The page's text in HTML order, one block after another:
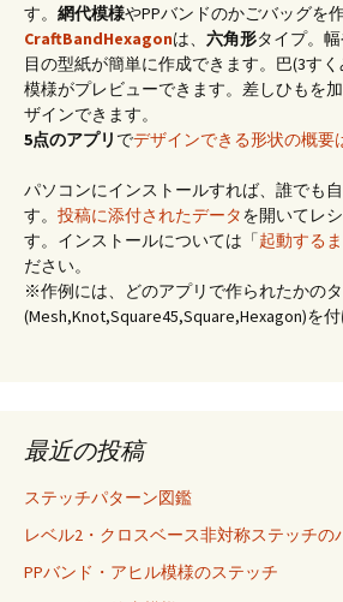
す。 網代模様やPPバンドのかごバッグを
CraftBandHexagonは、 六角形タイプ。
目の型紙が簡単に作成できます。巴(3す
模様がプレビューできます。差しひもを
ザインできます。
5点のアプリ でデザインできる形状の概要
パソコンにインストールすれば、誰でも
す。 投稿に添付されたデータを開いてレ
す。インストールについては「起動する
ださい。
※作例には、どのアプリで作られたかの
(Mesh,Knot,Square45,Square,Hexagon)を
最近の投稿
ステッチパターン図鑑
レベル2・クロスベース非対称ステッチの
PPバンド・アヒル模様のステッチ